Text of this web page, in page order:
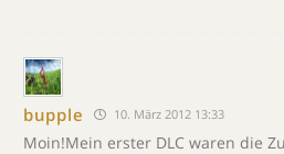
bupple 10. März 2012 13:33
Moin!Mein erster DLC waren die